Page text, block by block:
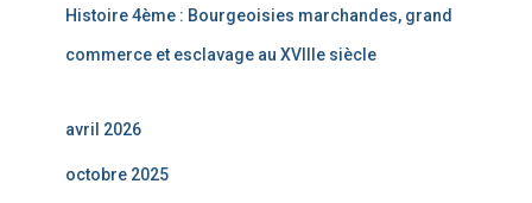
Histoire 4ème : Bourgeoisies marchandes, grand
commerce et esclavage au XVIIIe siècle
avril 2026
octobre 2025